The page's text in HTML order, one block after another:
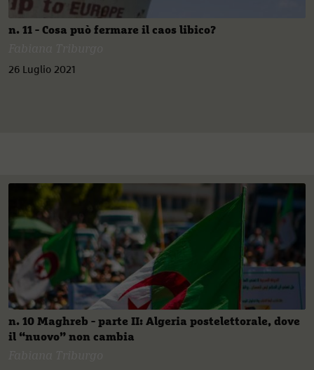
n. 11 - Cosa può fermare il caos libico?
26 Luglio 2021
n. 10 Maghreb - parte II: Algeria postelettorale, dove
il “nuovo” non cambia